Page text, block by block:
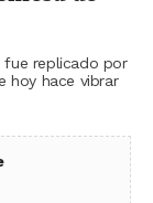
fue replicado por
hoy hace vibrar